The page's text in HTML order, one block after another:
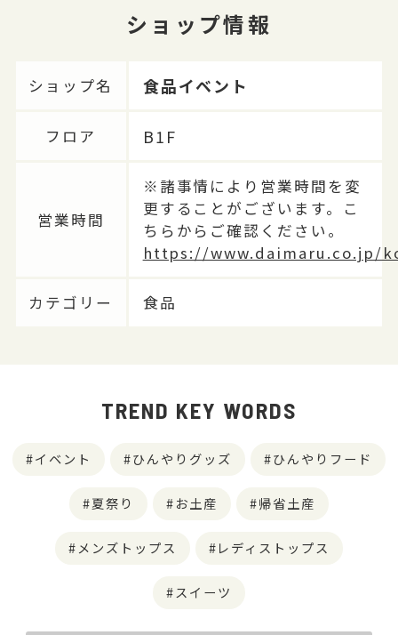
ショップ情報
ショップ名 食品イベント
フロア B1F
営業時間
※諸事情により営業時間を変
更することがございます。こ
ちらからご確認ください。
https://www.daimaru.co.jp/
カテゴリー 食品
TREND KEY WORDS
イベント ひんやりグッズ ひんやりフード
夏祭り お土産 帰省土産
メンズトップス レディストップス
スイーツ